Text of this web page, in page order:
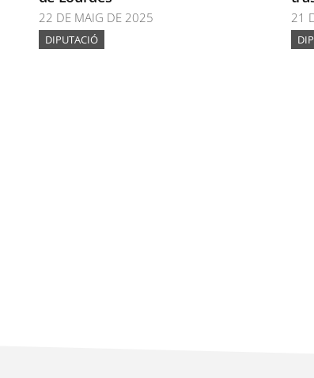
22 DE MAIG DE 2025
DIPUTACIÓ
21